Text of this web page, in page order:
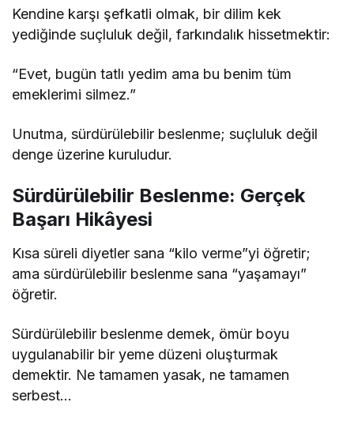
Kendine karşı şefkatli olmak, bir dilim kek
yediğinde suçluluk değil, farkındalık hissetmektir:
“Evet, bugün tatlı yedim ama bu benim tüm
emeklerimi silmez.”
Unutma, sürdürülebilir beslenme; suçluluk değil
denge üzerine kuruludur.
Sürdürülebilir Beslenme: Gerçek
Başarı Hikâyesi
Kısa süreli diyetler sana “kilo verme”yi öğretir;
ama sürdürülebilir beslenme sana “yaşamayı”
öğretir.
Sürdürülebilir beslenme demek, ömür boyu
uygulanabilir bir yeme düzeni oluşturmak
demektir. Ne tamamen yasak, ne tamamen
serbest…